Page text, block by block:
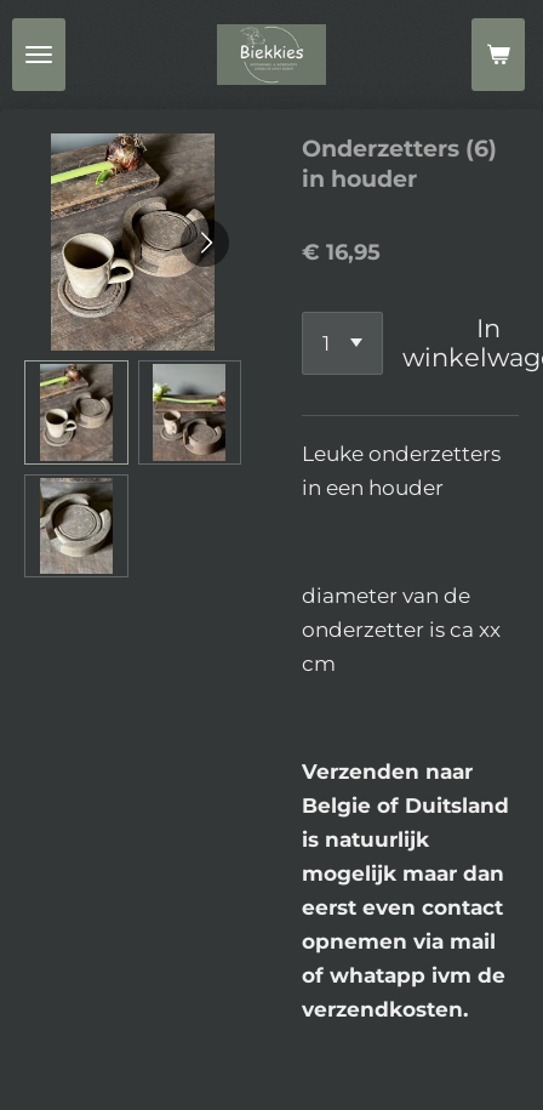
Ga
direct
naar
hoofdinhoud
Onderzetters (6)
in houder
€ 16,95
In
Leuke onderzetters
in een houder
diameter van de
onderzetter is ca xx
cm
Verzenden naar
Belgie of Duitsland
is natuurlijk
mogelijk maar dan
eerst even contact
opnemen via mail
of whatapp ivm de
verzendkosten.